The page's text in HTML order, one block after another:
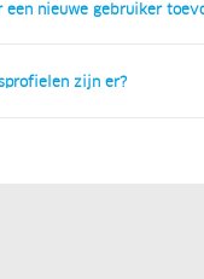
een nieuwe gebruiker
zijn er?